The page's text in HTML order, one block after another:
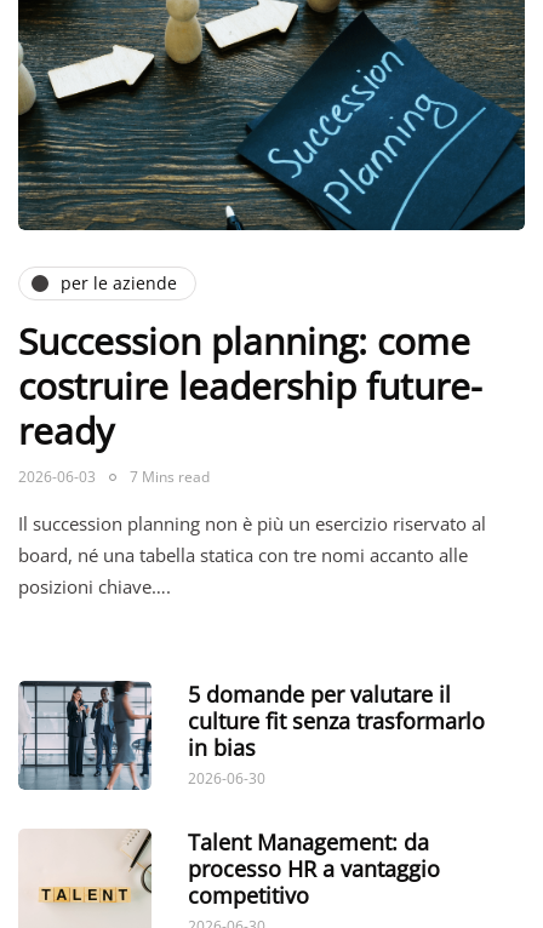
per le aziende
Succession planning: come
costruire leadership future-
ready
2026-06-03 7 Mins read
Il succession planning non è più un esercizio riservato al
board, né una tabella statica con tre nomi accanto alle
posizioni chiave….
5 domande per valutare il
culture fit senza trasformarlo
in bias
2026-06-30
Talent Management: da
processo HR a vantaggio
competitivo